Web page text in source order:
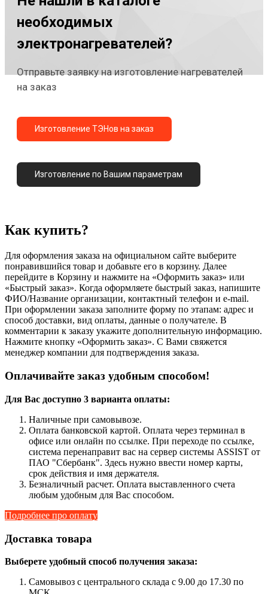
необходимых
электронагревателей?
Отправьте заявку на изготовление нагревателей
на заказ
Изготовление ТЭНов на заказ
Изготовление по Вашим параметрам
Как купить?
Для оформления заказа на официальном сайте выберите
понравившийся товар и добавьте его в корзину. Далее
перейдите в Корзину и нажмите на «Оформить заказ» или
«Быстрый заказ». Когда оформляете быстрый заказ, напишите
ФИО/Название организации, контактный телефон и e-mail.
При оформлении заказа заполните форму по этапам: адрес и
способ доставки, вид оплаты, данные о получателе. В
комментарии к заказу укажите дополнительную информацию.
Нажмите кнопку «Оформить заказ». С Вами свяжется
менеджер компании для подтверждения заказа.
Оплачивайте заказ удобным способом!
Для Вас доступно 3 варианта оплаты:
Наличные при самовывозе.
Оплата банковской картой. Оплата через терминал в
офисе или онлайн по ссылке. При переходе по ссылке,
система перенаправит вас на сервер системы ASSIST от
ПАО "Сбербанк". Здесь нужно ввести номер карты,
срок действия и имя держателя.
Безналичный расчет. Оплата выставленного счета
любым удобным для Вас способом.
Подробнее про оплату
Доставка товара
Выберете удобный способ получения заказа:
Самовывоз с центрального склада с 9.00 до 17.30 по